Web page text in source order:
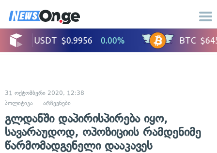
31 ოქტომბერი 2020, 12:38
პოლიტიკა
არჩევნები
გლდანში დაპირისპირება იყო,
სავარაუდოდ, ოპოზიციის რამდენიმე
წარმომადგენელი დააკავეს